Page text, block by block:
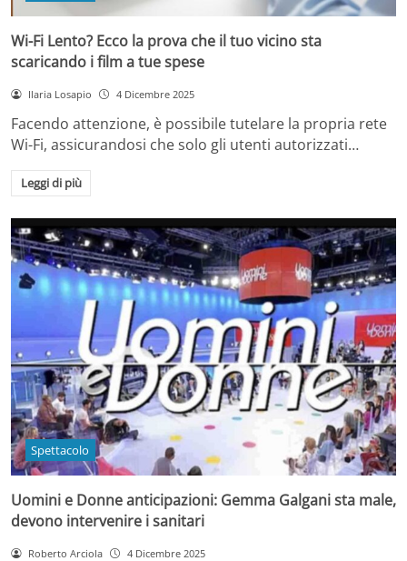
Wi-Fi Lento? Ecco la prova che il tuo vicino sta
scaricando i film a tue spese
Ilaria Losapio 4 Dicembre 2025
Facendo attenzione, è possibile tutelare la propria rete
Wi-Fi, assicurandosi che solo gli utenti autorizzati…
Leggi di più
Spettacolo
Uomini e Donne anticipazioni: Gemma Galgani sta male,
devono intervenire i sanitari
Roberto Arciola 4 Dicembre 2025